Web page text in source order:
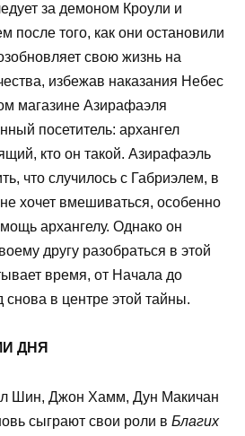
за демоном Кроули и
после того, как они остановили
свою жизнь на
избежав наказания Небес
магазине Азирафаэля
посетитель: архангел
кто он такой. Азирафаэль
что случилось с Габриэлем, в
хочет вмешиваться, особенно
архангелу. Однако он
другу разобраться в этой
время, от Начала до
в центре этой тайны.
ДНЯ
Шин, Джон Хамм, Дун Макичан
сыграют свои роли в Благих